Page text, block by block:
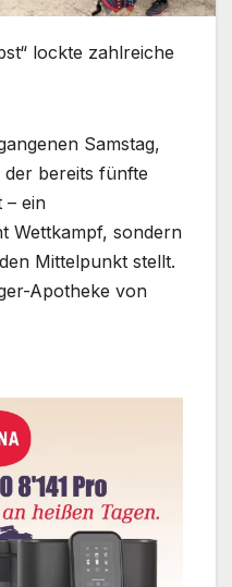
lockte zahlreiche
Samstag,
der bereits fünfte
– ein
Wettkampf, sondern
Mittelpunkt stellt.
Apotheke von